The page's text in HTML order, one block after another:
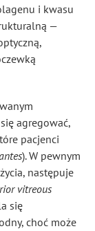
i kwasu
—
agregować,
pacjenci
). W pewnym
następuje
vitreous
się
choć może